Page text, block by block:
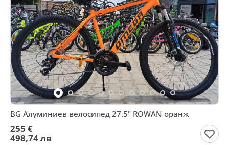
BG Алуминиев велосипед 27.5" ROWAN оранж
255 €
498,74 лв